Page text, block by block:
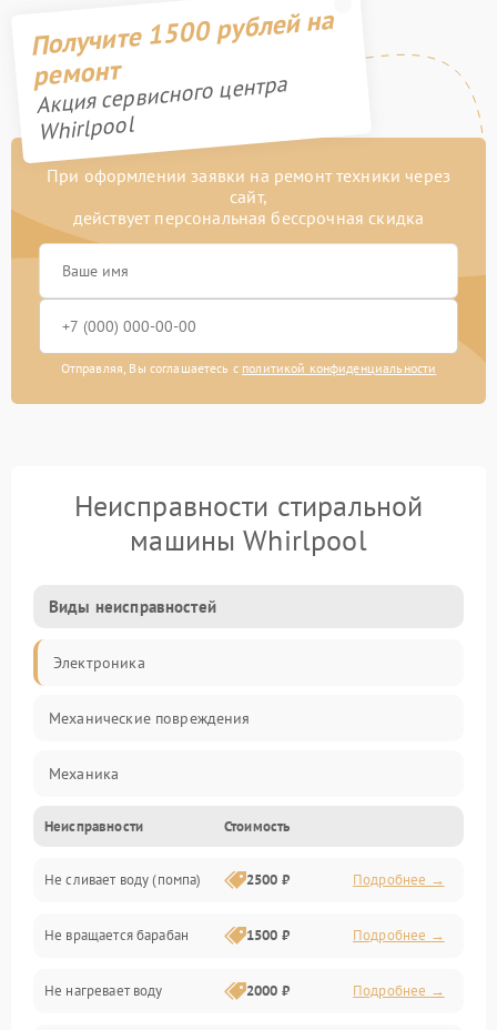
Получите 1500 рублей на
ремонт
Акция сервисного центра
Whirlpool
При оформлении заявки на ремонт техники через
сайт,
действует персональная бессрочная скидка
Отправляя, Вы соглашаетесь с политикой конфиденциальности
Неисправности стиральной
машины Whirlpool
Виды неисправностей
Электроника
Механические повреждения
Механика
Электропитание
Водоснабжение
Слив
Программное обеспечение
Неисправности Стоимость
Не сливает воду (помпа) 2500 ₽ Подробнее →
Не вращается барабан 1500 ₽ Подробнее →
Не нагревает воду 2000 ₽ Подробнее →